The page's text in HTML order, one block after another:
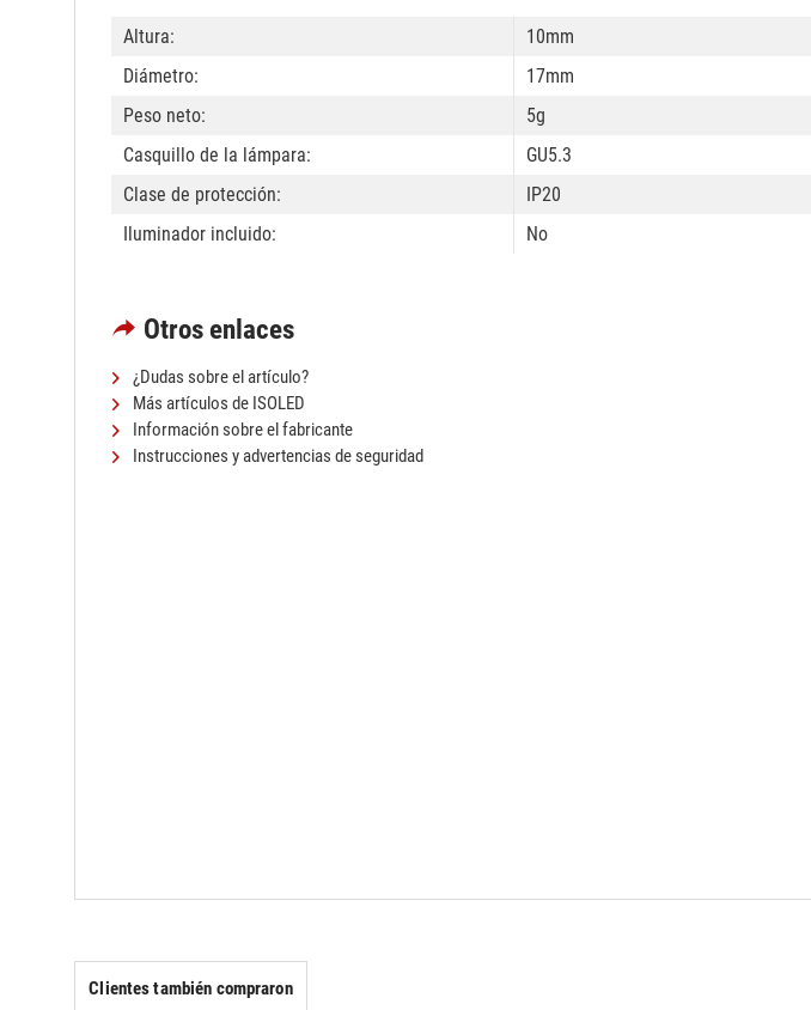
Altura:
10mm
Diámetro:
17mm
Peso neto:
5g
Casquillo de la lámpara:
GU5.3
Clase de protección:
IP20
Iluminador incluido:
No
Otros enlaces
¿Dudas sobre el artículo?
Más artículos de ISOLED
Información sobre el fabricante
Instrucciones y advertencias de seguridad
Clientes también compraron